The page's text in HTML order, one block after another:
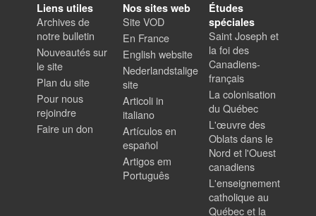
Liens utiles
Archives de
notre bulletin
Nouveautés sur
le site
Plan du site
Pour nous
rejoindre
Faire un don
Nos sites web
Site VOD
En France
English website
Nederlandstalige
site
Articoli in
italiano
Artículos en
español
Artigos em
Português
Études
spéciales
Saint Joseph et
la foi des
Canadiens-
français
La colonisation
du Québec
L'œuvre des
Oblats dans le
Nord et l'Ouest
canadiens
L'enseignement
catholique au
Québec et la